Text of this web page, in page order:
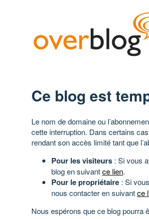
Ce blog est
Le nom de domaine ou
cette interruption. Dans certains
rendant son accès limité tant que
Pour les visiteurs : Si vous
blog en suivantce lien.
Pour le propriétaire : Si
nous contacter en suivantce
Nous espérons que ce blog pourra